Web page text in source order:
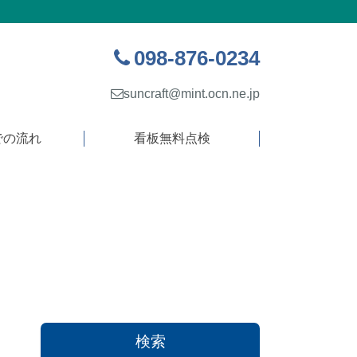
098-876-0234
suncraft@mint.ocn.ne.jp
流れ 看板無料点検
検索